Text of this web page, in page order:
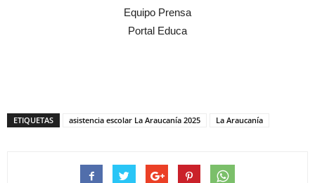
Equipo Prensa
Portal Educa
ETIQUETAS asistencia escolar La Araucanía 2025 La Araucanía